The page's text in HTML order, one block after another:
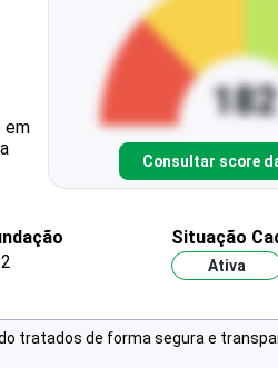
em
Consultar score
Situação
Ativa
tratados de forma segura e